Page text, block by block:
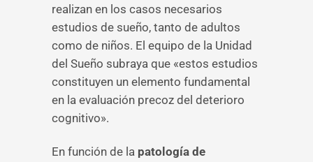
realizan en los casos necesarios
estudios de sueño, tanto de adultos
como de niños. El equipo de la Unidad
del Sueño subraya que «estos estudios
constituyen un elemento fundamental
en la evaluación precoz del deterioro
cognitivo».
En función de la patología de